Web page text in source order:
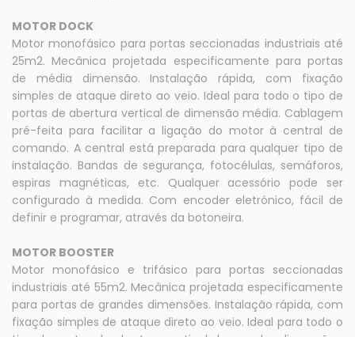
MOTOR DOCK
Motor monofásico para portas seccionadas industriais até
25m2. Mecânica projetada especificamente para portas
de média dimensão. Instalação rápida, com fixação
simples de ataque direto ao veio. Ideal para todo o tipo de
portas de abertura vertical de dimensão média. Cablagem
pré-feita para facilitar a ligação do motor à central de
comando. A central está preparada para qualquer tipo de
instalação. Bandas de segurança, fotocélulas, semáforos,
espiras magnéticas, etc. Qualquer acessório pode ser
configurado à medida. Com encoder eletrónico, fácil de
definir e programar, através da botoneira.
MOTOR BOOSTER
Motor monofásico e trifásico para portas seccionadas
industriais até 55m2. Mecânica projetada especificamente
para portas de grandes dimensões. Instalação rápida, com
fixação simples de ataque direto ao veio. Ideal para todo o